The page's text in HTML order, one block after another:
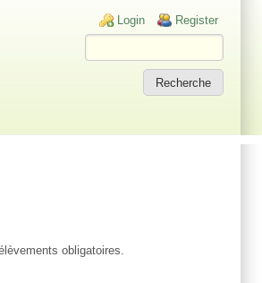
Login links
Login Register
obligatoires.